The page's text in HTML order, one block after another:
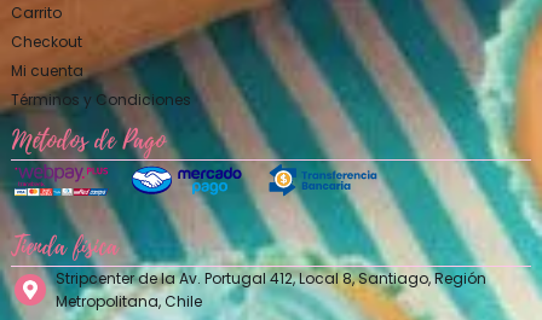
Carrito
Checkout
Mi cuenta
Términos y Condiciones
Métodos de Pago
Tienda física
Stripcenter de la Av. Portugal 412, Local 8, Santiago, Región
Metropolitana, Chile